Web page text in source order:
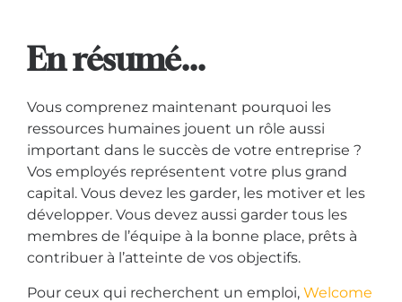
En résumé...
Vous comprenez maintenant pourquoi les
ressources humaines jouent un rôle aussi
important dans le succès de votre entreprise ?
Vos employés représentent votre plus grand
capital. Vous devez les garder, les motiver et les
développer. Vous devez aussi garder tous les
membres de l’équipe à la bonne place, prêts à
contribuer à l’atteinte de vos objectifs.
Pour ceux qui recherchent un emploi, Welcome